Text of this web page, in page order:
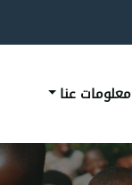
معلومات عنا